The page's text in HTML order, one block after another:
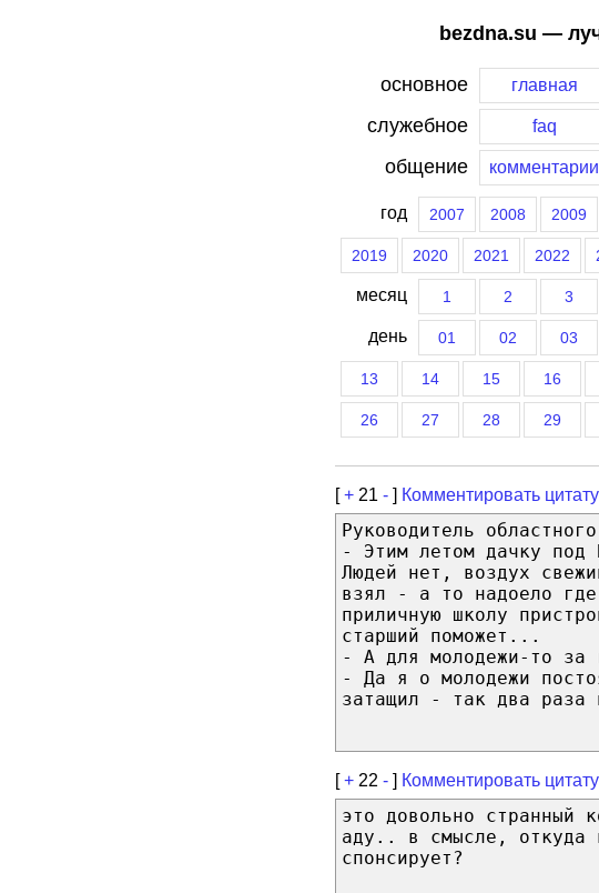
bezdna.su —
основное главная
служебное faq
общение комментарии
год 2007 2008 2009
2019 2020 2021 2022
месяц 1 2 3
день 01 02 03
13 14 15 16
26 27 28 29
[+ 21 - ] Комментировать
Руководитель
- Этим летом дачку под
Людей нет, воздух
взял - а то надоело где
приличную школу
старший поможет...
- А для молодежи-то за
- Да я о молодежи
затащил - так два раза
[+ 22 - ] Комментировать
это довольно странный
аду.. в смысле, откуда
спонсирует?